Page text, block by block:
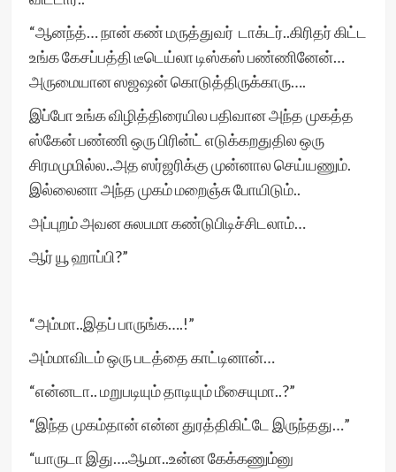
“ஆனந்த்… நான் கண் மருத்துவர் டாக்டர்..கிரிதர் கிட்ட
உங்க கேசப்பத்தி டீடெய்லா டிஸ்கஸ் பண்ணினேன்…
அருமையான ஸஜஷன் கொடுத்திருக்காரு….
இப்போ உங்க விழித்திரையில பதிவான அந்த முகத்த
ஸ்கேன் பண்ணி ஒரு பிரின்ட் எடுக்கறதுதில ஒரு
சிரமமுமில்ல..அத ஸர்ஜரிக்கு முன்னால செய்யணும்.
இல்லைனா அந்த முகம் மறைஞ்சு போயிடும்..
அப்புறம் அவன சுலபமா கண்டுபிடிச்சிடலாம்…
ஆர் யூ ஹாப்பி?”
“அம்மா..இதப் பாருங்க….!”
அம்மாவிடம் ஒரு படத்தை காட்டினான்…
“என்னடா.. மறுபடியும் தாடியும் மீசையுமா..?”
“இந்த முகம்தான் என்ன துரத்திகிட்டே இருந்தது…”
“யாருடா இது….ஆமா..உன்ன கேக்கணும்னு